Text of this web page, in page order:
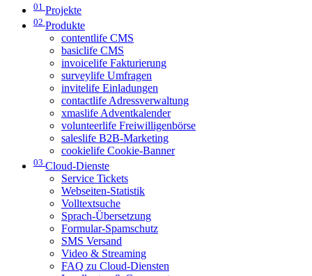
01 Projekte
02 Produkte
contentlife CMS
basiclife CMS
invoicelife Fakturierung
surveylife Umfragen
invitelife Einladungen
contactlife Adressverwaltung
xmaslife Adventkalender
volunteerlife Freiwilligenbörse
saleslife B2B-Marketing
cookielife Cookie-Banner
03 Cloud-Dienste
Service Tickets
Webseiten-Statistik
Volltextsuche
Sprach-Übersetzung
Formular-Spamschutz
SMS Versand
Video & Streaming
FAQ zu Cloud-Diensten